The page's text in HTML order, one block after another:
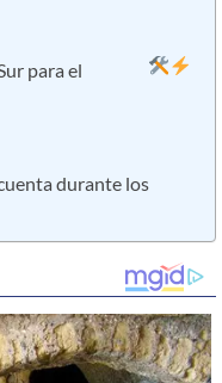
para el
durante los